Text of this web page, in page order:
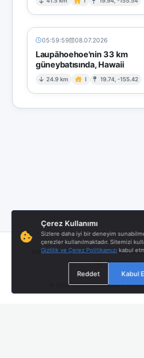
05:59:59 08.07.2026
Laupāhoehoe'nin 33 km
güneybatısında, Hawaii
24.9 km I 19.74, -155.42
Hakkımızda|Hizmet Åartları|Gizlilik
Bize Ulaşın
© 2026sondepremler.net- Tüm
Çerez Kullanımı
Sizlere daha iyi bir deneyim
çerezler kullanılmaktadır. Sitemizi
Gizlilik ve Çerez Politikamızı kabul
Reddet Kabul